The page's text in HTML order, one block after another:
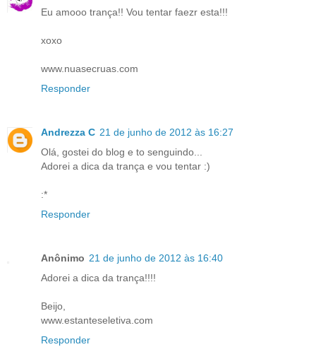
Eu amooo trança!! Vou tentar faezr esta!!!
xoxo
www.nuasecruas.com
Responder
Andrezza C 21 de junho de 2012 às 16:27
Olá, gostei do blog e to senguindo...
Adorei a dica da trança e vou tentar :)
:*
Responder
Anônimo 21 de junho de 2012 às 16:40
Adorei a dica da trança!!!!
Beijo,
www.estanteseletiva.com
Responder